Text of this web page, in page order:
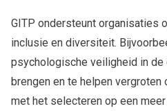
GITP ondersteunt organisaties
inclusie en diversiteit.
psychologische veiligheid in de
brengen en te helpen
met het selecteren op een